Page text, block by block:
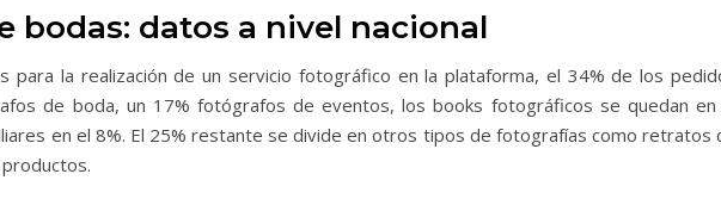
bodas: datos a nivel nacional
para la realización de un servicio fotográfico en la plataforma, el 34% de los
de boda, un 17% fotógrafos de eventos, los books fotográficos se quedan en
en el 8%. El 25% restante se divide en otros tipos de fotografías como retratos